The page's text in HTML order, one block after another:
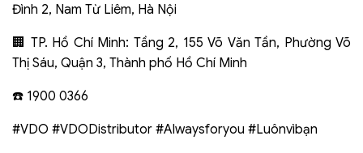
Đình 2, Nam Từ Liêm, Hà Nội
🏢 TP. Hồ Chí Minh: Tầng 2, 155 Võ Văn Tần, Phường Võ
Thị Sáu, Quận 3, Thành phố Hồ Chí Minh
☎️ 1900 0366
#VDO #VDODistributor #Alwaysforyou #Luônvìbạn